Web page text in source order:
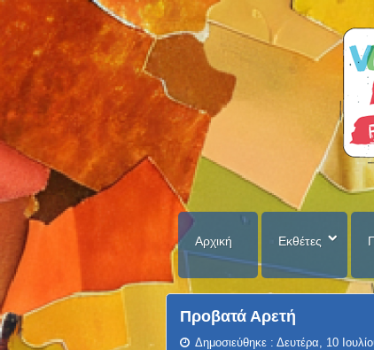
Αρχική Εκθέτες
Προβατά Αρετή
Δημοσιεύθηκε : Δευτέρα, 10